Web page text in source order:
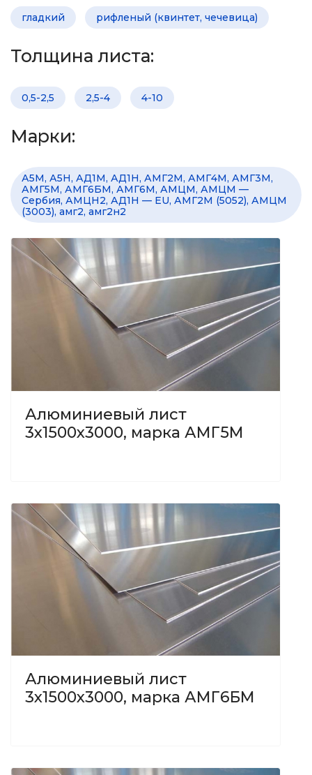
гладкий рифленый (квинтет, чечевица)
Толщина листа:
0,5-2,5 2,5-4 4-10
Марки:
А5М, А5Н, АД1М, АД1Н, АМГ2М, АМГ4M, АМГ3М,
АМГ5М, АМГ6БМ, АМГ6М, АМЦМ, АМЦМ —
Сербия, АМЦН2, АД1Н — EU, АМГ2М (5052), АМЦМ
(3003), амг2, амг2н2
Алюминиевый лист
3х1500х3000, марка АМГ5М
Алюминиевый лист
3х1500х3000, марка АМГ6БМ